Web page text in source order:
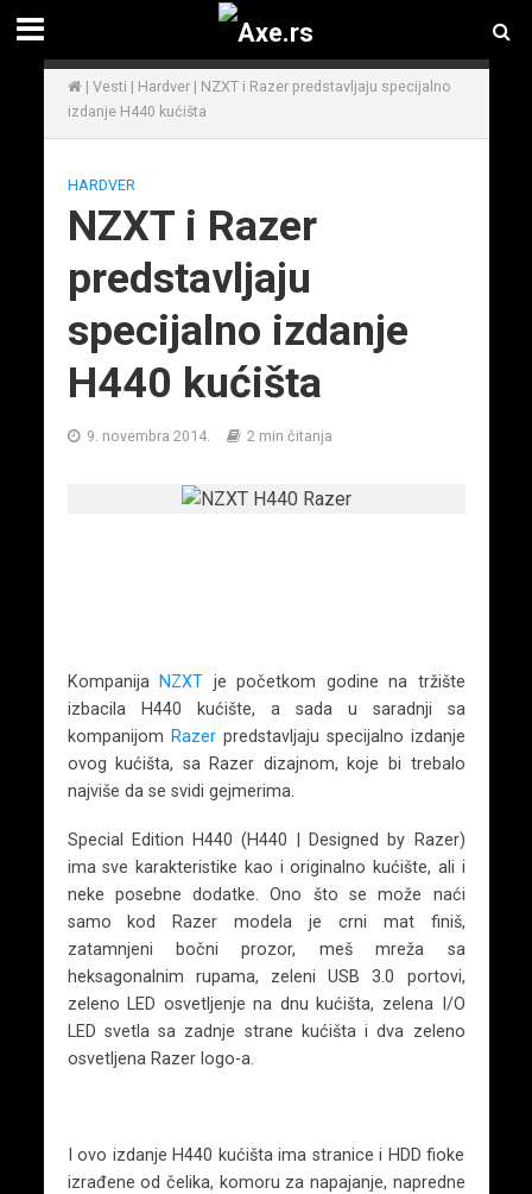
| Vesti | Hardver| NZXT i Razer predstavljaju specijalno
izdanje H440 kućišta
HARDVER
NZXT i Razer
predstavljaju
specijalno izdanje
H440 kućišta
9. novembra 2014. 2 min čitanja
Kompanija NZXT je početkom godine na tržište
izbacila H440 kućište, a sada u saradnji sa
kompanijom Razerpredstavljaju specijalno izdanje
ovog kućišta, sa Razer dizajnom, koje bi trebalo
najviše da se svidi gejmerima.
Special Edition H440 (H440 | Designed by Razer)
ima sve karakteristike kao i originalno kućište, ali i
neke posebne dodatke. Ono što se može naći
samo kod Razer modela je crni mat finiš,
zatamnjeni bočni prozor, meš mreža sa
heksagonalnim rupama, zeleni USB 3.0 portovi,
zeleno LED osvetljenje na dnu kućišta, zelena I/O
LED svetla sa zadnje strane kućišta i dva zeleno
osvetljena Razer logo-a.
I ovo izdanje H440 kućišta ima stranice i HDD fioke
izrađene od čelika, komoru za napajanje, napredne